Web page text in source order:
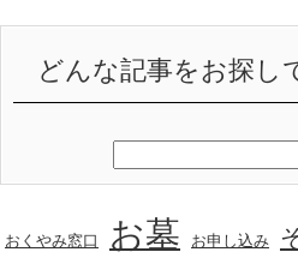
どんな記事をお探し
おくやみ窓口 お墓 お申し込み